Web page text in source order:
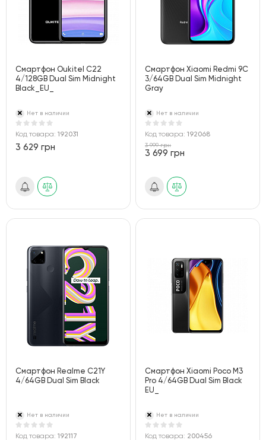
Смартфон Oukitel C22
4/128GB Dual Sim Midnight
Black_EU_
Нет в наличии
Код товара: 192031
3 629 грн
Смартфон Xiaomi Redmi 9C
3/64GB Dual Sim Midnight
Gray
Нет в наличии
Код товара:192068
3 999 грн
3 699 грн
Смартфон Realme C21Y
4/64GB Dual Sim Black
Нет в наличии
Код товара: 192117
Смартфон Xiaomi Poco M3
Pro 4/64GB Dual Sim Black
EU_
Нет в наличии
Код товара: 200456